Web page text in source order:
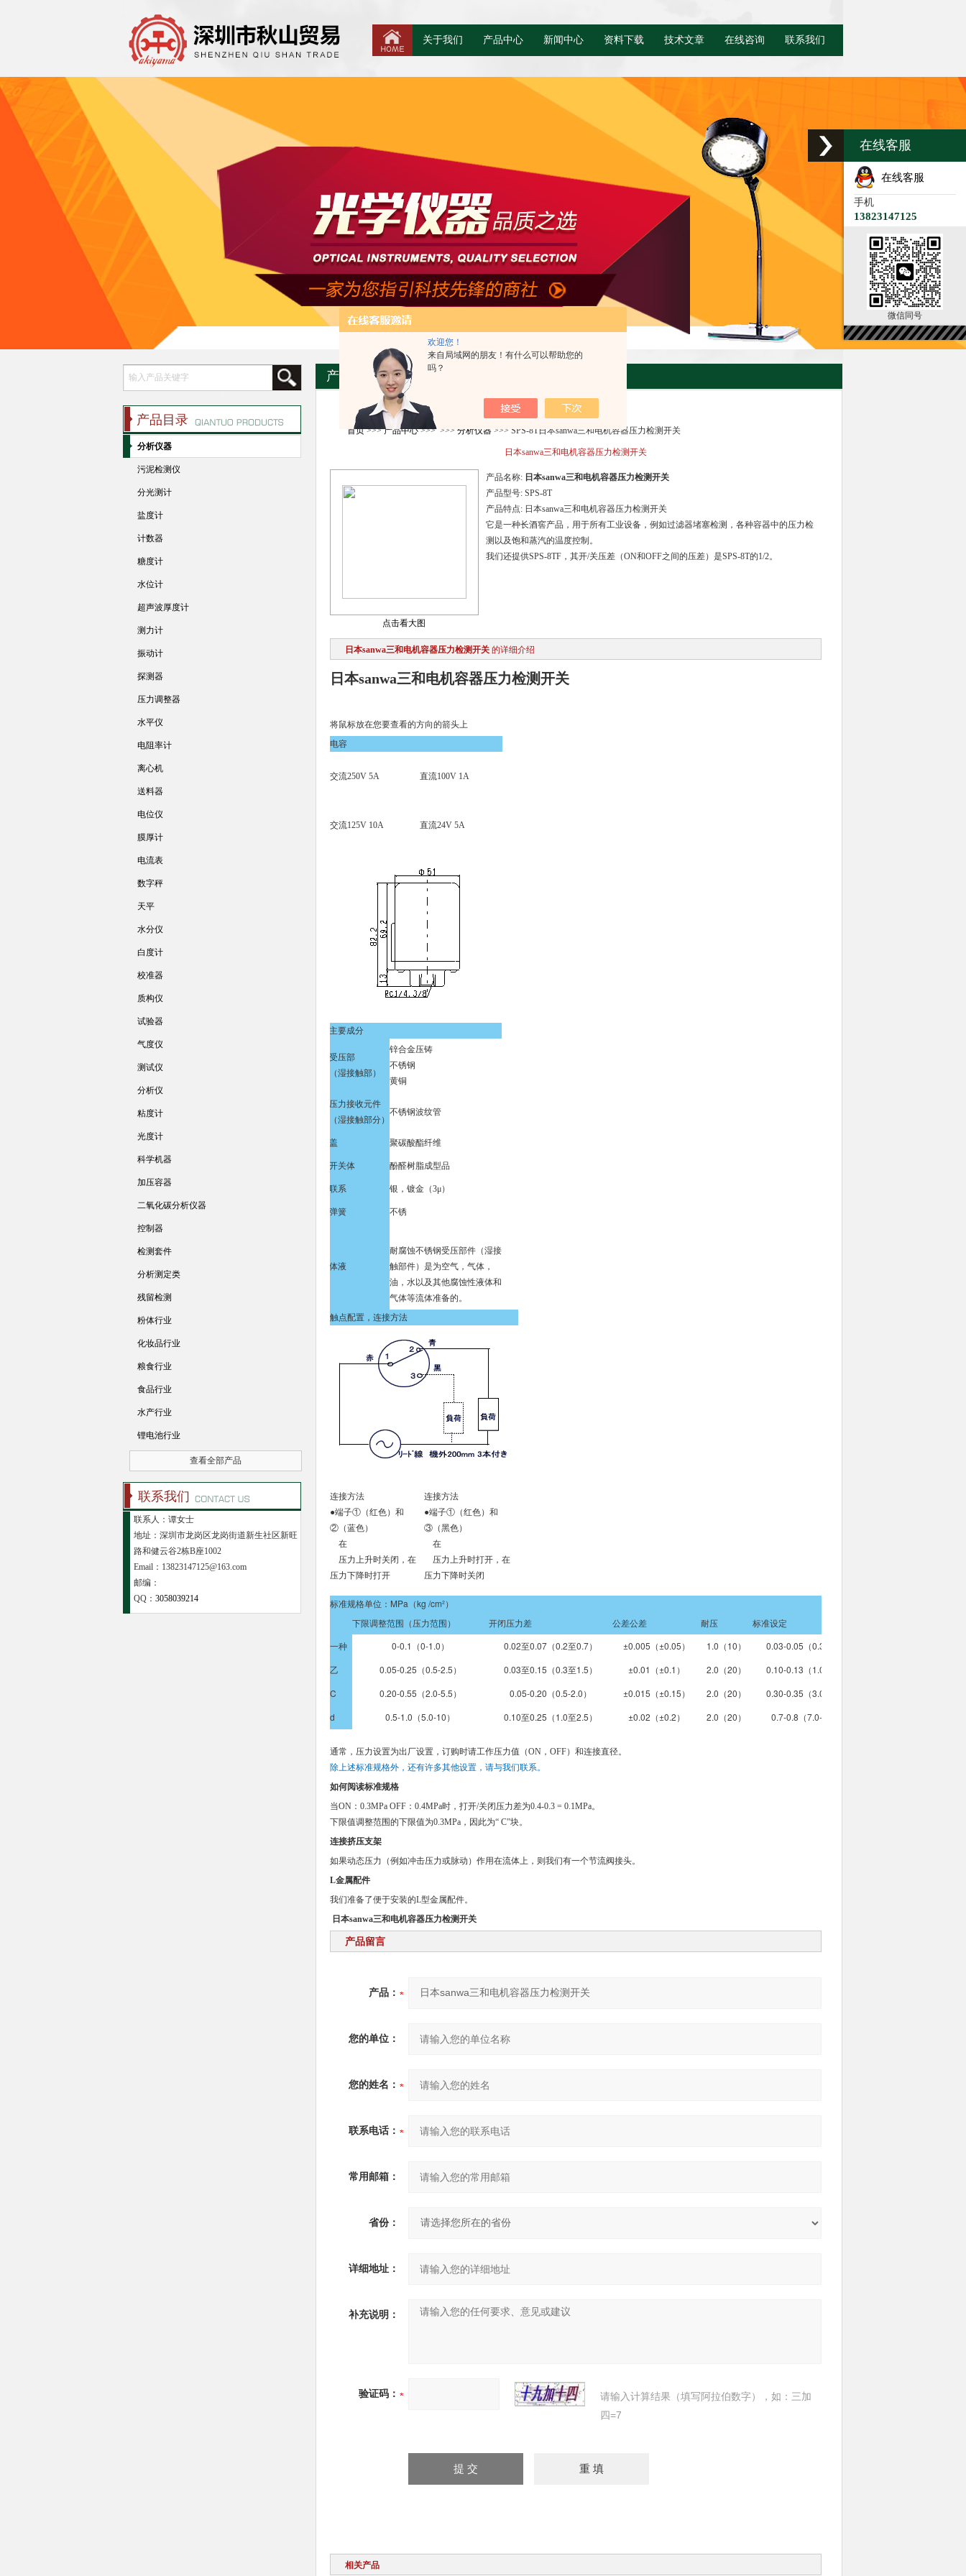
欢迎您！
来自局域网的朋友！有什么可以帮助您的
吗？
关于我们 产品中心 新闻中心 资料下载 技术文章 在线咨询 联系我们
产品资料
首页>>>产品中心>>> >>> 分析仪器>>> SPS-8T日本sanwa三和电机容器压力检测开关
日本sanwa三和电机容器压力检测开关
点击看大图
产品名称: 日本sanwa三和电机容器压力检测开关
产品型号: SPS-8T
产品特点: 日本sanwa三和电机容器压力检测开关
它是一种长酒窖产品，用于所有工业设备，例如过滤器堵塞检测，各种容器中的压力检
测以及饱和蒸汽的温度控制。
我们还提供SPS-8TF，其开/关压差（ON和OFF之间的压差）是SPS-8T的1/2。
日本sanwa三和电机容器压力检测开关 的详细介绍
日本sanwa三和电机容器压力检测开关
将鼠标放在您要查看的方向的箭头上
电容
交流250V 5A 直流100V 1A
交流125V 10A 直流24V 5A
主要成分
受压部
（湿接触部）
锌合金压铸
不锈钢
黄铜
压力接收元件
（湿接触部分）
不锈钢波纹管
盖 聚碳酸酯纤维
开关体 酚醛树脂成型品
联系 银，镀金（3μ）
弹簧 不锈
体液
耐腐蚀不锈钢受压部件（湿接
触部件）是为空气，气体，
油，水以及其他腐蚀性液体和
气体等流体准备的。
触点配置，连接方法
连接方法
●端子①（红色）和
②（蓝色）
在
压力上升时关闭，在
压力下降时打开
连接方法
●端子①（红色）和
③（黑色）
在
压力上升时打开，在
压力下降时关闭
标准规格单位：MPa（kg /cm²）
下限调整范围（压力范围）
开闭压力差 公差公差 耐压
标准设定
一种
0-0.1（0-1.0） 0.02至0.07（0.2至0.7） ±0.005（±0.05） 1.0（10）
0.03-0.05（0.3-0.5）
乙
0.05-0.25（0.5-2.5） 0.03至0.15（0.3至1.5） ±0.01（±0.1） 2.0（20）
0.10-0.13（1.0-1.3）
C
0.20-0.55（2.0-5.5） 0.05-0.20（0.5-2.0） ±0.015（±0.15） 2.0（20）
0.30-0.35（3.0-3.5）
d
0.5-1.0（5.0-10） 0.10至0.25（1.0至2.5） ±0.02（±0.2） 2.0（20） 0.7-0.8（7.0-8.0）
通常，压力设置为出厂设置，订购时请工作压力值（ON，OFF）和连接直径。
除上述标准规格外，还有许多其他设置，请与我们联系。
如何阅读标准规格
当ON：0.3MPa OFF：0.4MPa时，打开/关闭压力差为0.4-0.3 = 0.1MPa。
下限值调整范围的下限值为0.3MPa，因此为“ C”块。
连接挤压支架
如果动态压力（例如冲击压力或脉动）作用在流体上，则我们有一个节流阀接头。
L金属配件
我们准备了便于安装的L型金属配件。
日本sanwa三和电机容器压力检测开关
产品留言
产品：
您的单位：
您的姓名：
联系电话：
常用邮箱：
省份：
详细地址：
补充说明：
验证码：
请输入计算结果（填写阿拉伯数字），如：三加
四=7
相关产品
产品目录
分析仪器
污泥检测仪
分光测计
盐度计
计数器
糖度计
水位计
超声波厚度计
测力计
振动计
探测器
压力调整器
水平仪
电阻率计
离心机
送料器
电位仪
膜厚计
电流表
数字秤
天平
水分仪
白度计
校准器
质构仪
试验器
气度仪
测试仪
分析仪
粘度计
光度计
科学机器
加压容器
二氧化碳分析仪器
控制器
检测套件
分析测定类
残留检测
粉体行业
化妆品行业
粮食行业
食品行业
水产行业
锂电池行业
查看全部产品
联系我们
联系人：谭女士
地址：深圳市龙岗区龙岗街道新生社区新旺
路和健云谷2栋B座1002
Email：13823147125@163.com
邮编：
QQ： 3058039214
在线客服
在线客服
手机
13823147125
微信同号